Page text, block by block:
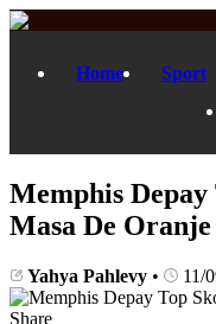
Home Sport
Memphis
Masa De Oranje
Yahya Pahlevy • 11/
Share